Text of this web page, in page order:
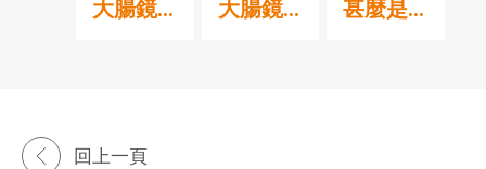
大腸鏡... 大腸鏡... 甚麼是...
回上一頁